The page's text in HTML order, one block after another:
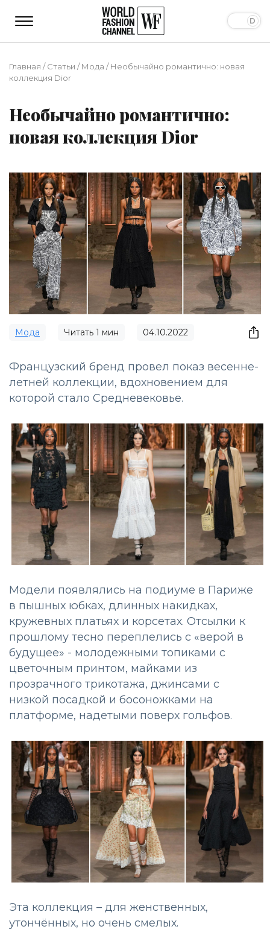
Главная /Статьи /Мода /Необычайно романтично: новая
коллекция Dior
Необычайно романтично:
новая коллекция Dior
Мода Читать 1 мин 04.10.2022
Французский бренд провел показ весенне-
летней коллекции, вдохновением для
которой стало Средневековье.
Модели появлялись на подиуме в Париже
в пышных юбках, длинных накидках,
кружевных платьях и корсетах. Отсылки к
прошлому тесно переплелись с «верой в
будущее» - молодежными топиками с
цветочным принтом, майками из
прозрачного трикотажа, джинсами с
низкой посадкой и босоножками на
платформе, надетыми поверх гольфов.
Эта коллекция – для женственных,
утончённых, но очень смелых.